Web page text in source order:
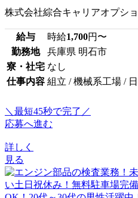
株式会社綜合キャリアオプシ
給与 時給1,700円〜
勤務地
兵庫県 明石市
寮・社宅 なし
仕事内容 組立 / 機械系工場 /
＼最短45秒で完了／
応募へ進む
詳しく
見る